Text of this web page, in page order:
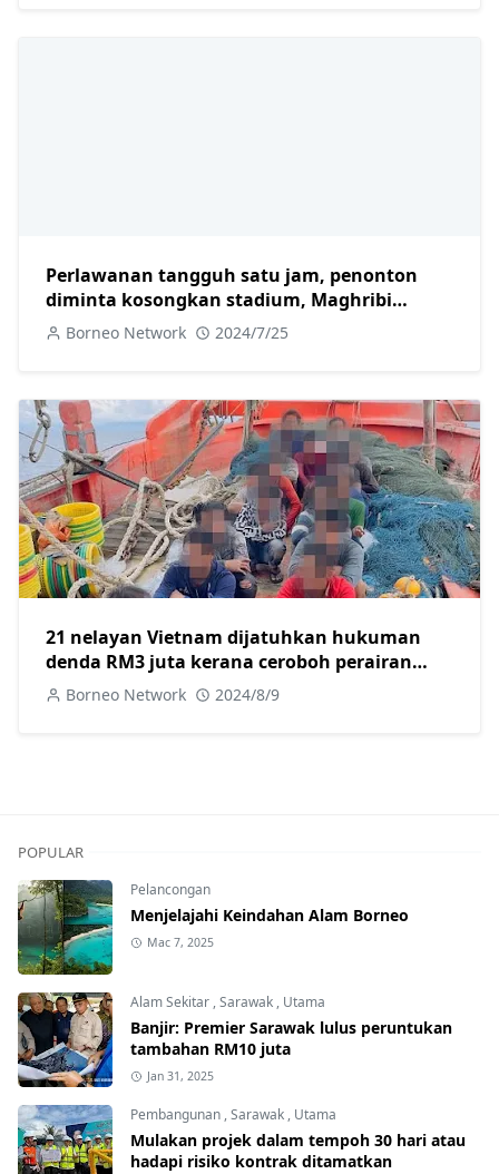
Perlawanan tangguh satu jam, penonton
diminta kosongkan stadium, Maghribi
aibkan Argentina 2-1
Borneo Network 2024/7/25
21 nelayan Vietnam dijatuhkan hukuman
denda RM3 juta kerana ceroboh perairan
negara
Borneo Network 2024/8/9
POPULAR
Pelancongan
Menjelajahi Keindahan Alam Borneo
Mac 7, 2025
Alam Sekitar ,Sarawak , Utama
Banjir: Premier Sarawak lulus peruntukan
tambahan RM10 juta
Jan 31, 2025
Pembangunan ,Sarawak , Utama
Mulakan projek dalam tempoh 30 hari atau
hadapi risiko kontrak ditamatkan